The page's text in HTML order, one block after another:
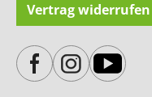
Vertrag widerrufen